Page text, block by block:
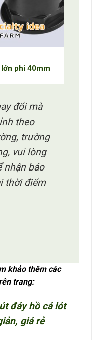
phi 40mm
đổi mà
theo
trường
vui lòng
nhận báo
thời điểm
khảo thêm các
trang:
đáy hồ cá lót
giá rẻ